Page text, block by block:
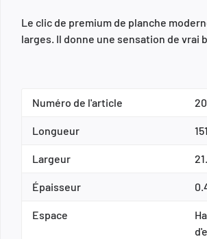
Le clic de premium de planche
larges. Il donne une sensation de vrai
Numéro de l'article
Longueur
Largeur
Épaisseur
Espace